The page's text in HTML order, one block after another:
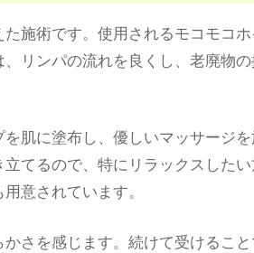
施術です。使用されるモコモコ
リンパの流れを良くし、老廃物
肌に塗布し、優しいマッサージ
てるので、特にリラックスした
意されています。
さを感じます。続けて受けるこ